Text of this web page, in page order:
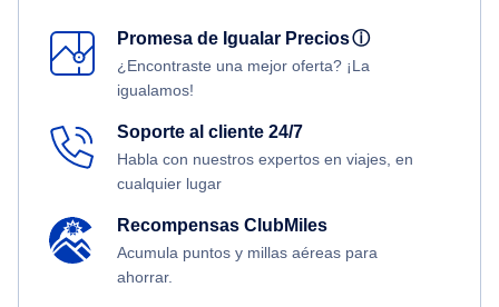
Promesa de Igualar Preciosⓘ
¿Encontraste una mejor oferta? ¡La
igualamos!
Soporte al cliente 24/7
Habla con nuestros expertos en viajes, en
cualquier lugar
Recompensas ClubMiles
Acumula puntos y millas aéreas para
ahorrar.